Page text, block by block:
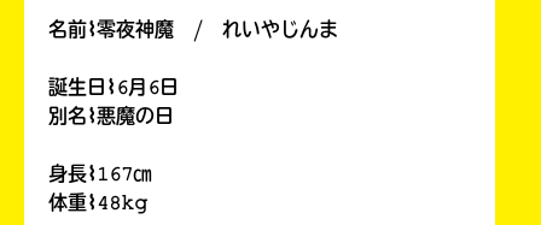
名前⌇零夜神魔 / れいやじんま
誕生日⌇𝟼月𝟼日
別名⌇悪魔の日
身長⌇𝟷𝟼𝟽㎝
体重⌇𝟺𝟾𝚔𝚐